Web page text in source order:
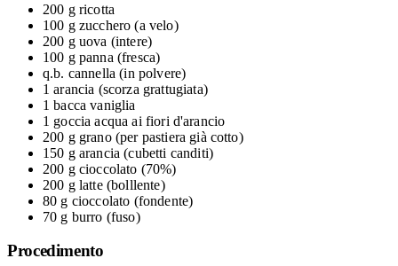
200 g ricotta
100 g zucchero (a velo)
200 g uova (intere)
100 g panna (fresca)
q.b. cannella (in polvere)
1arancia (scorza grattugiata)
1 baccavaniglia
1 gocciaacqua ai fiori d'arancio
200 g grano (per pastiera già cotto)
150 g arancia (cubetti canditi)
200 g cioccolato (70%)
200 g latte (bolllente)
80 g cioccolato (fondente)
70 g burro (fuso)
Procedimento